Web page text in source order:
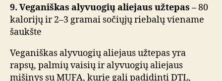
9. Veganiškas alyvuogių aliejaus užtepas –80
kalorijų ir 2–3 gramai sočiųjų riebalų viename
šaukšte
Veganiškas alyvuogių aliejaus užtepas yra
rapsų, palmių vaisių ir alyvuogių aliejaus
mišinys su MUFA, kurie gali padidinti DTL,